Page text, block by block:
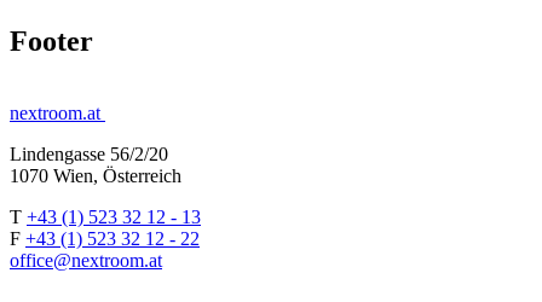
Footer
nextroom.at
Lindengasse 56/2/20
1070 Wien, Österreich
T +43 (1) 523 32 12 - 13
F +43 (1) 523 32 12 - 22
office@nextroom.at